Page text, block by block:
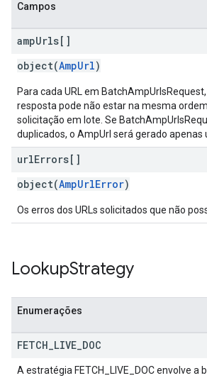
Campos
ampUrls[]
object(AmpUrl)
Para cada URL em
resposta pode não estar na mesma
solicitação em lote. Se
duplicados, o AmpUrl será gerado apenas
urlErrors[]
object(AmpUrlError)
Os erros dos URLs solicitados que não
LookupStrategy
Enumerações
FETCH LIVE DOC
A estratégia FETCH_LIVE_DOC envolve a